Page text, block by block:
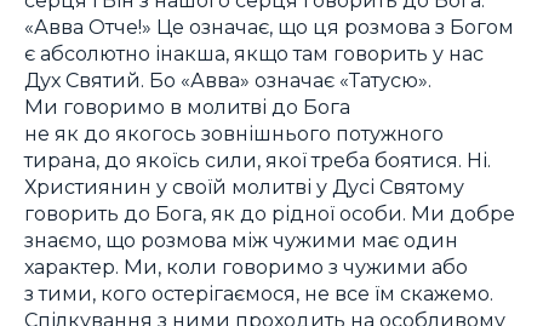
«Авва Отче!» Це означає, що ця розмова з Богом
є абсолютно інакша, якщо там говорить у нас
Дух Святий. Бо «Авва» означає «Татусю».
Ми говоримо в молитві до Бога
не як до якогось зовнішнього потужного
тирана, до якоїсь сили, якої треба боятися. Ні.
Християнин у своїй молитві у Дусі Святому
говорить до Бога, як до рідної особи. Ми добре
знаємо, що розмова між чужими має один
характер. Ми, коли говоримо з чужими або
з тими, кого остерігаємося, не все їм скажемо.
Спілкування з ними проходить на особливому